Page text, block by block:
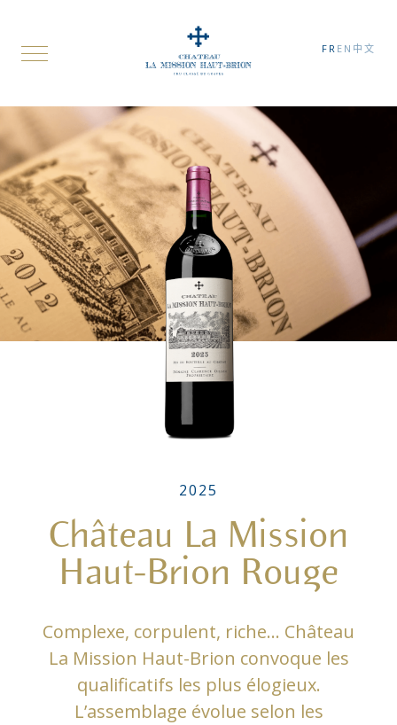
FR EN 中文
2025
Château La Mission
Haut-Brion Rouge
Complexe, corpulent, riche… Château
La Mission Haut-Brion convoque les
qualificatifs les plus élogieux.
L’assemblage évolue selon les